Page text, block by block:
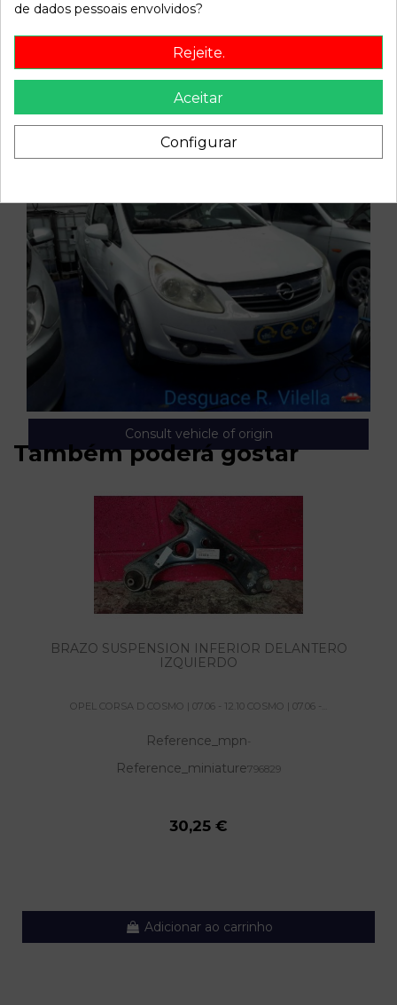
Vehicle of origin
Consult vehicle of origin
Também poderá gostar
BRAZO SUSPENSION INFERIOR DELANTERO
IZQUIERDO
OPEL CORSA D COSMO | 07.06 - 12.10 COSMO | 07.06 -...
Reference_mpn-
Reference_miniature796829
30,25 €
Adicionar ao carrinho
de dados pessoais envolvidos?
Rejeite.
Aceitar
Configurar